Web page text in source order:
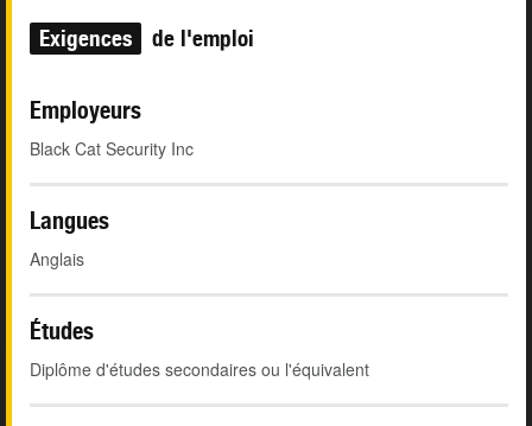
Exigences de l'emploi
Employeurs
Black Cat Security Inc
Langues
Anglais
Études
Diplôme d'études secondaires ou l'équivalent